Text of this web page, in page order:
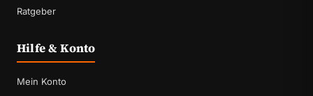
Ratgeber
Hilfe & Konto
Mein Konto